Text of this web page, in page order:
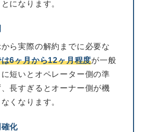
になります。
ら実際の解約までに必要な
6ヶ月から12ヶ月程度が一般
短いとオペレーター側の準
長すぎるとオーナー側が機
くなります。
化